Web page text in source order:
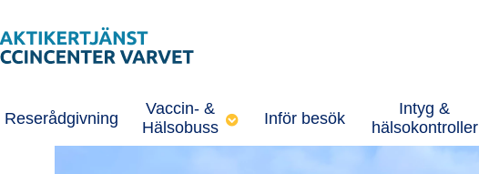
Reserådgivning
Vaccin- &
Hälsobuss
Inför besök
Intyg &
hälsokontroller